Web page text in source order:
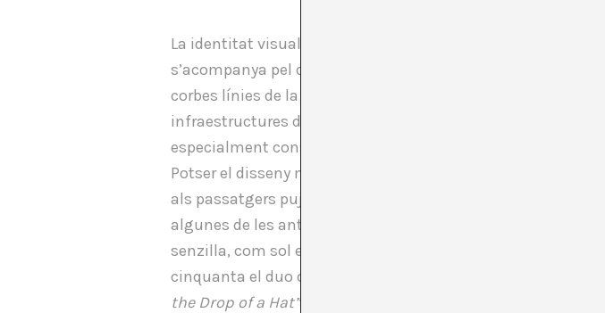
La identitat visual era només una part de la història del
s’acompanya pel disseny industrial. No només les
corbes línies de la línia de tren
infraestructures de transport de Londres daten de La
especialment construïts amb un cercle de viratge que
Potser el disseny més icònic és el de l’autobús vermell
als passatgers pujar i baixar en qualsevol moment.
algunes de les antigues línies del centre de la ciutat. Tot i
senzilla, com sol esperar-se d’un servei públic tan ubic,
cinquanta el duo còmic
es rigueren
the Drop of a Hat”
(“A Golpe de Sombrero”), interpretant